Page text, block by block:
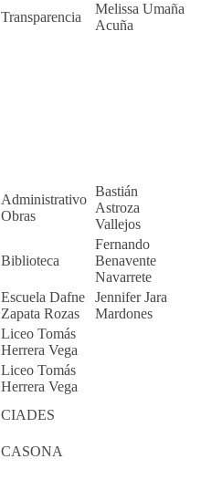
Transparencia
Melissa Umaña
Acuña
Administrativo
Obras
Bastián
Astroza
Vallejos
Biblioteca
Fernando
Benavente
Navarrete
Escuela Dafne
Zapata Rozas
Jennifer Jara
Mardones
Liceo Tomás
Herrera Vega
Liceo Tomás
Herrera Vega
CIADES
CASONA